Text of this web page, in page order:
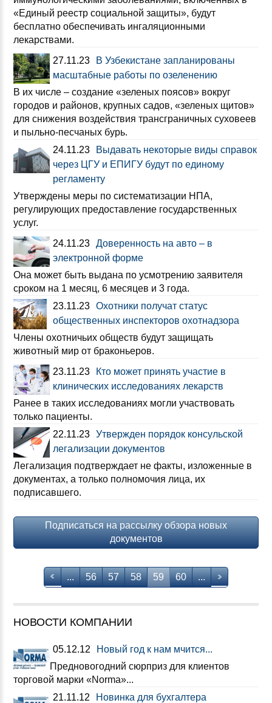
«Единый реестр социальной защиты», будут
бесплатно обеспечивать ингаляционными
лекарствами.
27.11.23
В Узбекистане запланированы
масштабные работы по озеленению
В их числе – создание «зеленых поясов» вокруг
городов и районов, крупных садов, «зеленых щитов»
для снижения воздействия трансграничных суховеев
и пыльно-песчаных бурь.
24.11.23
Выдавать некоторые виды справок
через ЦГУ и ЕПИГУ будут по единому
регламенту
Утверждены меры по систематизации НПА,
регулирующих предоставление государственных
услуг.
24.11.23 Доверенность на авто – в
электронной форме
Она может быть выдана по усмотрению заявителя
сроком на 1 месяц, 6 месяцев и 3 года.
23.11.23 Охотники получат статус
общественных инспекторов охотнадзора
Члены охотничьих обществ будут защищать
животный мир от браконьеров.
23.11.23
Кто может принять участие в
клинических исследованиях лекарств
Ранее в таких исследованиях могли участвовать
только пациенты.
22.11.23 Утвержден порядок консульской
легализации документов
Легализация подтверждает не факты, изложенные в
документах, а только полномочия лица, их
подписавшего.
Подписаться на рассылку обзора новых
документов
... 56 57 58 59 60 ...
НОВОСТИ КОМПАНИИ
05.12.12
Новый год к нам мчится...
Предновогодний сюрприз для клиентов
торговой марки «Norma»...
21.11.12
Новинка для бухгалтера